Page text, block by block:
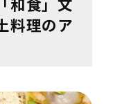
和食」文
料理のア